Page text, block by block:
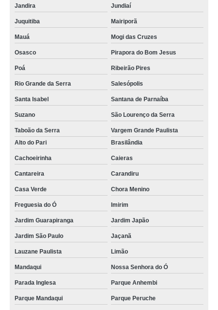
Jandira Jundiaí
Juquitiba Mairiporã
Mauá Mogi das Cruzes
Osasco Pirapora do Bom Jesus
Poá Ribeirão Pires
Rio Grande da Serra Salesópolis
Santa Isabel Santana de Parnaíba
Suzano São Lourenço da Serra
Taboão da Serra
Vargem Grande Paulista
Alto do Pari
Brasilândia
Cachoeirinha Caieras
Cantareira Carandiru
Casa Verde Chora Menino
Freguesia do Ó Imirim
Jardim Guarapiranga Jardim Japão
Jardim São Paulo Jaçanã
Lauzane Paulista Limão
Mandaqui Nossa Senhora do Ó
Parada Inglesa Parque Anhembi
Parque Mandaqui Parque Peruche